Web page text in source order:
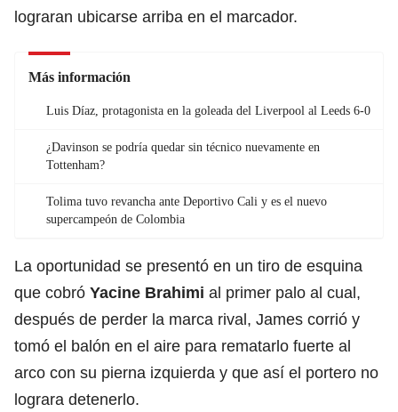
lograran ubicarse arriba en el marcador.
Más información
Luis Díaz, protagonista en la goleada del Liverpool al Leeds 6-0
¿Davinson se podría quedar sin técnico nuevamente en
Tottenham?
Tolima tuvo revancha ante Deportivo Cali y es el nuevo
supercampeón de Colombia
La oportunidad se presentó en un tiro de esquina
que cobró Yacine Brahimi al primer palo al cual,
después de perder la marca rival, James corrió y
tomó el balón en el aire para rematarlo fuerte al
arco con su pierna izquierda y que así el portero no
lograra detenerlo.